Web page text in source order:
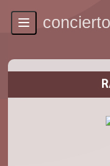
Toggle
navigation